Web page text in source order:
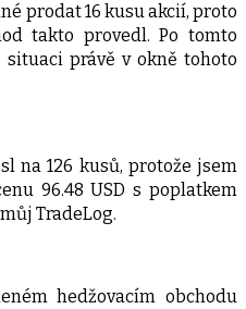
prodat 16 kusu akcií, proto
takto provedl. Po tomto
právě v okně tohoto
na 126 kusů, protože jsem
96.48 USD s poplatkem
TradeLog.
hedžovacím obchodu